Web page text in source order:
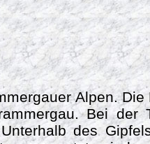
Alpen.
Bei
des